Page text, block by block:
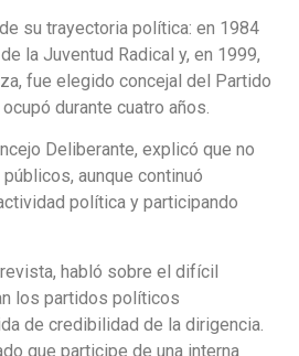
su trayectoria política: en 1984
la Juventud Radical y, en 1999,
fue elegido concejal del Partido
durante cuatro años.
Deliberante, explicó que no
aunque continuó
política y participando
habló sobre el difícil
los partidos políticos
de credibilidad de la dirigencia.
que participe de una interna